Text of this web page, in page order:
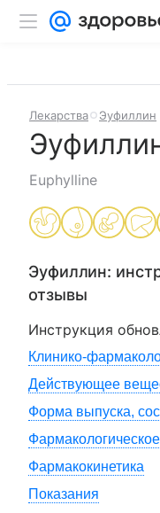
Лекарства Эуфиллин
Euphylline
Эуфиллин:
отзывы
Инструкция
Клинико-
Действующее
Форма выпуска,
Фармакокинетика
Показания